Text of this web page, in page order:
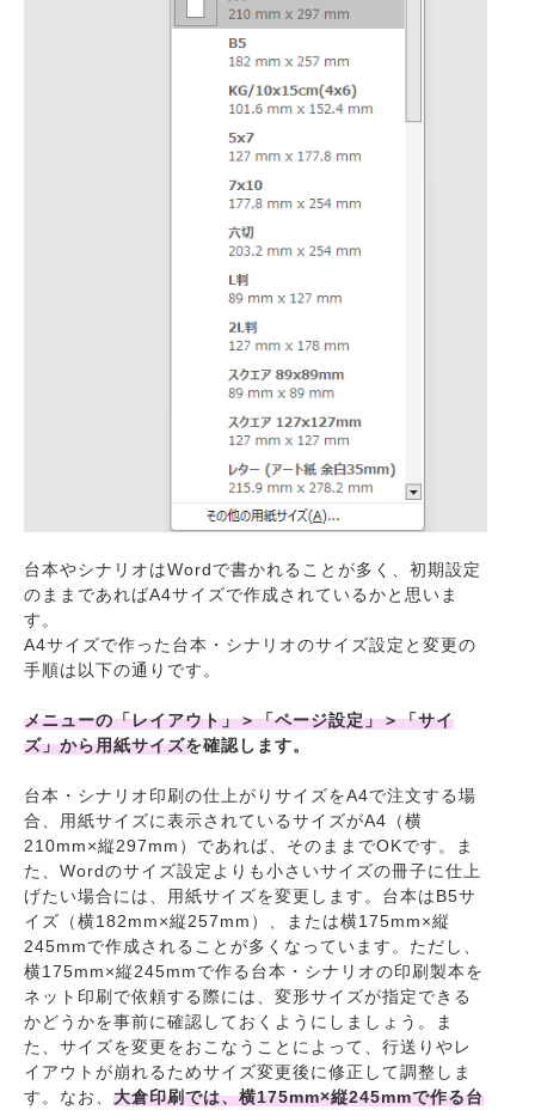
台本やシナリオはWordで書かれることが多く、初期設定
のままであればA4サイズで作成されているかと思いま
す。
A4サイズで作った台本・シナリオのサイズ設定と変更の
手順は以下の通りです。
メニューの「レイアウト」＞「ページ設定」＞「サイ
ズ」から用紙サイズを確認します。
台本・シナリオ印刷の仕上がりサイズをA4で注文する場
合、用紙サイズに表示されているサイズがA4（横
210mm×縦297mm）であれば、そのままでOKです。ま
た、Wordのサイズ設定よりも小さいサイズの冊子に仕上
げたい場合には、用紙サイズを変更します。台本はB5サ
イズ（横182mm×縦257mm）、または横175mm×縦
245mmで作成されることが多くなっています。ただし、
横175mm×縦245mmで作る台本・シナリオの印刷製本を
ネット印刷で依頼する際には、変形サイズが指定できる
かどうかを事前に確認しておくようにしましょう。ま
た、サイズを変更をおこなうことによって、行送りやレ
イアウトが崩れるためサイズ変更後に修正して調整しま
す。なお、 大倉印刷では、横175mm×縦245mmで作る台